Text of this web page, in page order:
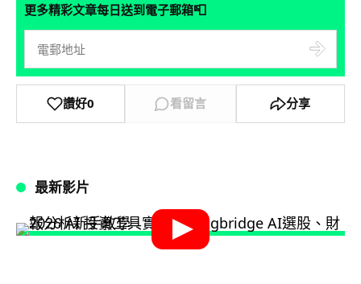
更多精彩文章每日送到電子郵箱📮
讚好0 看留言 分享
最新影片